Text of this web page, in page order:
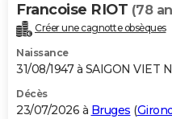
Alimentation
Guide de la santé
Maladies
Médicaments
Sommeil
VOYAGE
Destinations
City break
Voyage nature
Voyage de noces
Forum
Climat
+PHOTO
GUIDES D'ACHAT
BONS PLANS
Francoise RIOT (78
Créer une cagnotte obsèques
Naissance
31/08/1947 à SAIGON VIET
Décès
23/07/2026 à Bruges (